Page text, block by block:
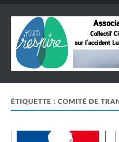
ÉTIQUETTE :COMITÉ DE